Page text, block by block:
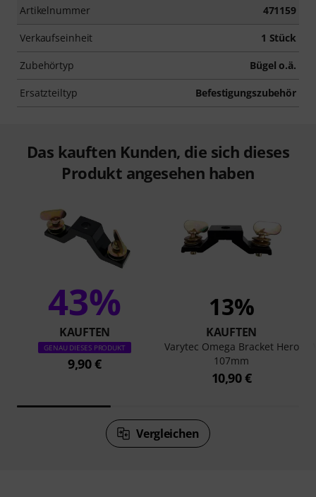
Artikelnummer 471159
Verkaufseinheit 1 Stück
Zubehörtyp Bügel o.ä.
Ersatzteiltyp Befestigungszubehör
Das kauften Kunden, die sich dieses
Produkt angesehen haben
43%
KAUFTEN
GENAU DIESES PRODUKT
9,90 €
13%
KAUFTEN
Varytec Omega Bracket Hero
107mm
10,90 €
Vergleichen